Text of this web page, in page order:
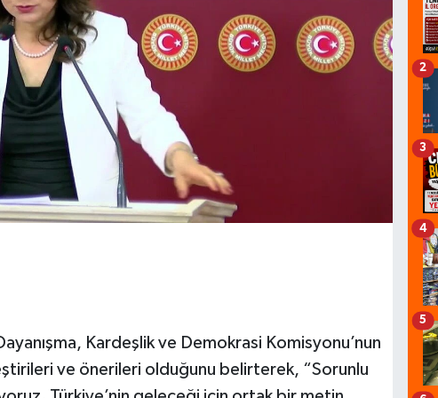
Kardeşlik ve Demokrasi Komisyonu’nun
ve önerileri olduğunu belirterek, “Sorunlu
2
3
4
5